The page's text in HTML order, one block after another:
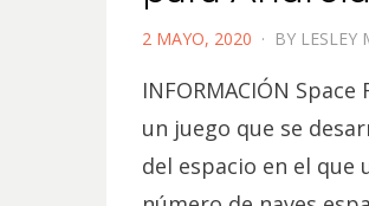
POSTED
2 MAYO, 2020 BY LESLEY
INFORMACIÓN
un juego que se
del espacio en el que